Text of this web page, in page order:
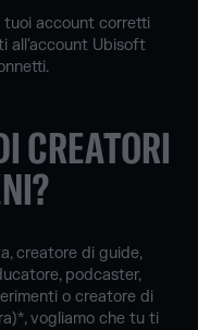
tuoi account corretti
all'account Ubisoft
CREATORI
creatore di guide,
podcaster,
o creatore di
vogliamo che tu ti